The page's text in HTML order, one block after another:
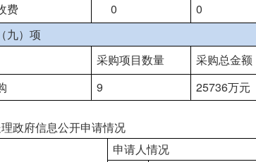
费
0
0
九）项
采购项目数量
采购总金额
9 25736万元
政府信息公开申请情况
申请人情况